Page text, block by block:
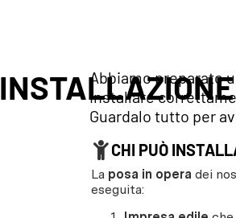
INSTALLAZIONE
Abbiamo preparato
installare
Guardalo tutto per
CHI PUÒ
La posa in opera dei
eseguita: